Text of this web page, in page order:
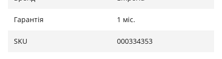
Гарантія 1 міс.
SKU 000334353